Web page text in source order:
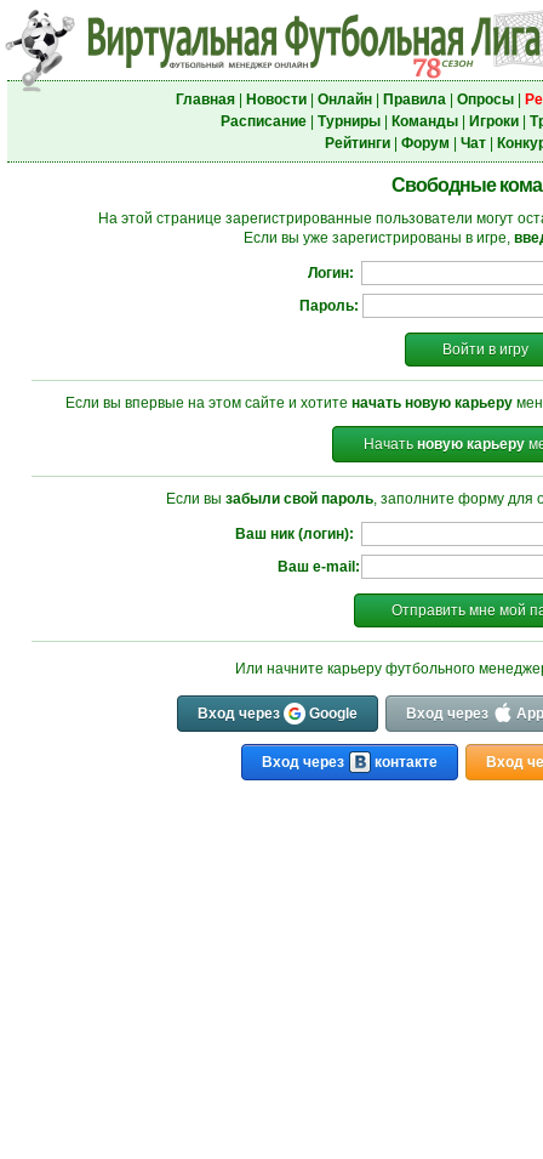
Главная| Новости| Онлайн| Правила| Опросы|
Расписание| Турниры| Команды| Игроки|
Рейтинги| Форум Чат|
Свободные
На этой странице зарегистрированные пользователи могут
Если вы уже зарегистрированы в игре,
Логин:
Пароль:
Войти в игру
Если вы впервые на этом сайте и хотите начать новую карьеру
Начать новую карьеру
Если вы забыли свой пароль, заполните форму для
Ваш ник (логин):
Ваш e-mail:
Отправить мне мой
Или начните карьеру футбольного
Вход через Google Вход через
Вход через контакте Вход